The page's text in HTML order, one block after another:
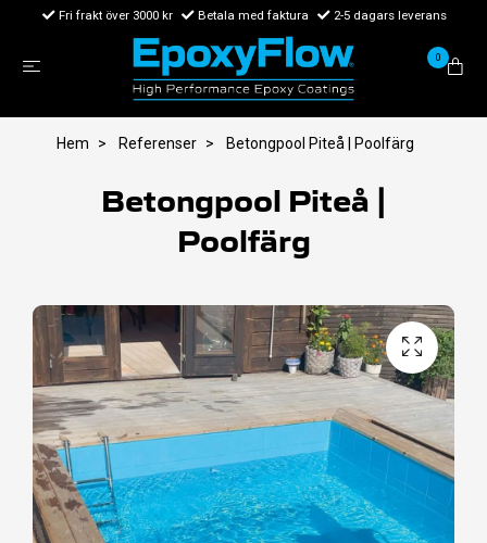
Fri frakt över 3000 kr Betala med faktura 2-5 dagars leverans
0
Hem Referenser Betongpool Piteå | Poolfärg
Betongpool Piteå |
Poolfärg